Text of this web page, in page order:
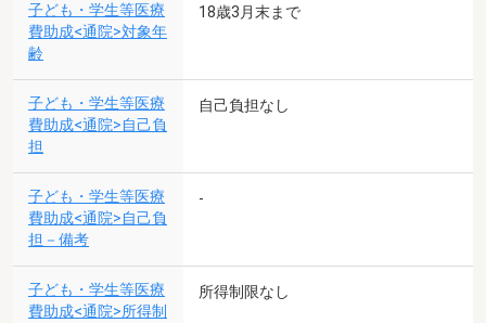
子ども・学生等医療
費助成<通院>対象年
齢
18歳3月末まで
子ども・学生等医療
費助成<通院>自己負
担
自己負担なし
子ども・学生等医療
費助成<通院>自己負
担－備考
-
子ども・学生等医療
費助成<通院>所得制
所得制限なし